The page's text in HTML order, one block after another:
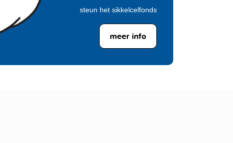
steun het sikkelcelfonds
meer info